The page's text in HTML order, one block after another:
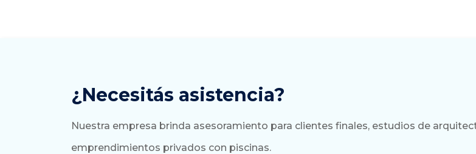
¿Necesitás asistencia?
Nuestra empresa brinda asesoramiento para clientes finales, estudios de
emprendimientos privados con piscinas.